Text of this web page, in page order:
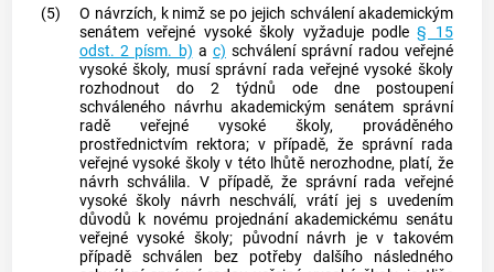
(5)
O návrzích, k nimž se po jejich schválení akademickým
senátem veřejné vysoké školy vyžaduje podle§ 15
odst. 2 písm. b) a c) schválení správní radou veřejné
vysoké školy, musí správní rada veřejné vysoké školy
rozhodnout do 2 týdnů ode dne postoupení
schváleného návrhu akademickým senátem správní
radě veřejné vysoké školy, prováděného
prostřednictvím rektora; v případě, že správní rada
veřejné vysoké školy v této lhůtě nerozhodne, platí, že
návrh schválila. V případě, že správní rada veřejné
vysoké školy návrh neschválí, vrátí jej s uvedením
důvodů k novému projednání akademickému senátu
veřejné vysoké školy; původní návrh je v takovém
případě schválen bez potřeby dalšího následného